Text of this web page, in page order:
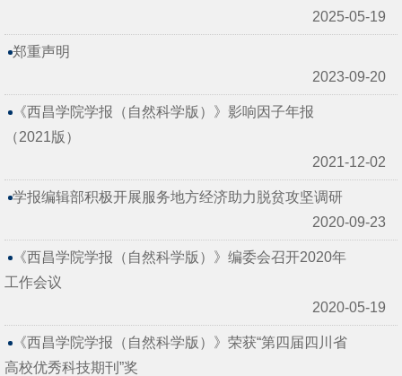
2025-05-19
郑重声明
2023-09-20
《西昌学院学报（自然科学版）》影响因子年报
（2021版）
2021-12-02
学报编辑部积极开展服务地方经济助力脱贫攻坚调研
2020-09-23
《西昌学院学报（自然科学版）》编委会召开2020年
工作会议
2020-05-19
《西昌学院学报（自然科学版）》荣获“第四届四川省
高校优秀科技期刊”奖